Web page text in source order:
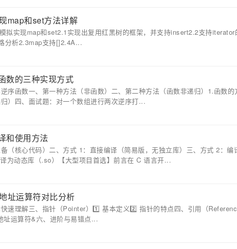
map和set方法详解
拟实现map和set2.1实现出复用红黑树的框架，并支持insert2.2支持
分析2.3map支持[]2.4A...
数的三种实现方式
序函数一、第一种方法（非函数）二、第二种方法（函数非递归）1.函数
）四、面试题：对一个数组进行两次逆序打...
和使用方法
（核心代码）二、方式 1：直接编译（简易版，无独立库）三、方式 2：
为动态库（.so）【大型项目首选】前言在 C 语言开...
址运算符对比分析
速理解三、指针（Pointer）1️⃣ 基本定义2️⃣ 指针的特点四、引用（
址运算符&六、进阶与易错点...